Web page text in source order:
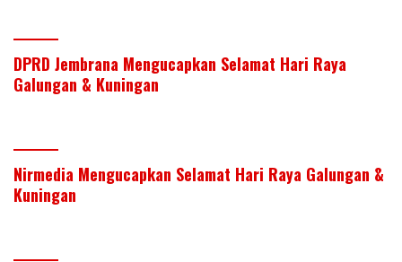
DPRD Jembrana Mengucapkan Selamat Hari Raya
Galungan & Kuningan
Nirmedia Mengucapkan Selamat Hari Raya Galungan &
Kuningan